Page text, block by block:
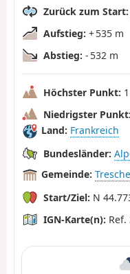
Zurück zum Start:
Aufstieg: + 535 m
Abstieg: - 532 m
Höchster Punkt:
Niedrigster Punkt:
Land: Frankreich
Bundesländer:
Gemeinde:
Start/Ziel: N
IGN-Karte(n): Ref.